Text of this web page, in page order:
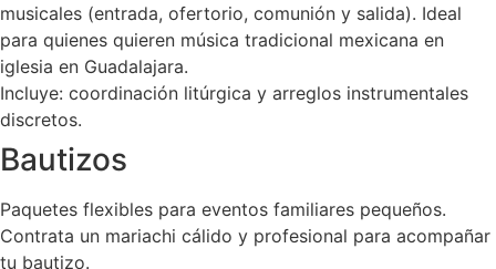
musicales (entrada, ofertorio, comunión y salida). Ideal
para quienes quieren música tradicional mexicana en
iglesia en Guadalajara.
Incluye: coordinación litúrgica y arreglos instrumentales
discretos.
Bautizos
Paquetes flexibles para eventos familiares pequeños.
Contrata un mariachi cálido y profesional para acompañar
tu bautizo.